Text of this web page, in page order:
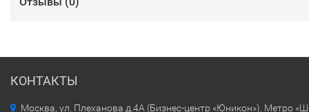
КОНТАКТЫ
Москва, ул. Плеханова д.4А (Бизнес-центр «Юникон»). Метро